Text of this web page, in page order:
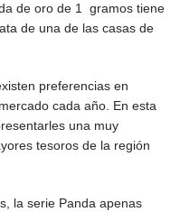
de oro de 1 gramos tiene
de una de las casas de
preferencias en
cada año. En esta
una muy
tesoros de la región
la serie Panda apenas